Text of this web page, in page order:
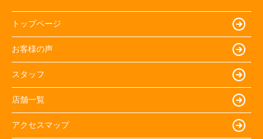
トップページ
お客様の声
スタッフ
店舗一覧
アクセスマップ